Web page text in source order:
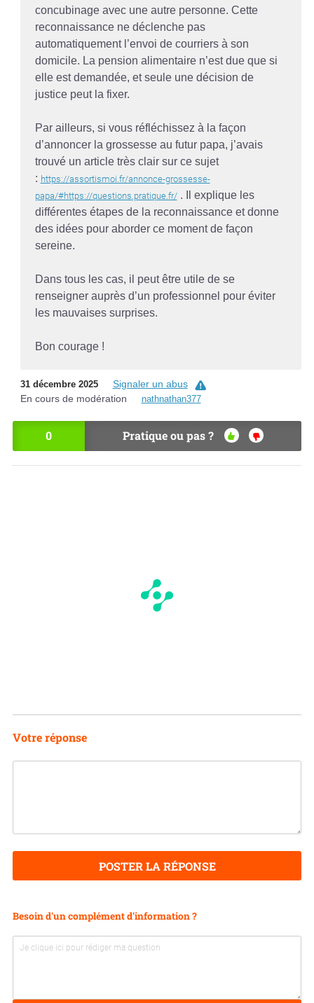
concubinage avec une autre personne. Cette
reconnaissance ne déclenche pas
automatiquement l’envoi de courriers à son
domicile. La pension alimentaire n’est due que si
elle est demandée, et seule une décision de
justice peut la fixer.
Par ailleurs, si vous réfléchissez à la façon
d’annoncer la grossesse au futur papa, j’avais
trouvé un article très clair sur ce sujet
: https://assortismoi.fr/annonce-grossesse-
papa/#https://questions.pratique.fr/. Il explique les
différentes étapes de la reconnaissance et donne
des idées pour aborder ce moment de façon
sereine.
Dans tous les cas, il peut être utile de se
renseigner auprès d’un professionnel pour éviter
les mauvaises surprises.
Bon courage !
31 décembre 2025
Signaler un abus
En cours de modération
nathnathan377
0 Pratique ou pas ?
OU
I
NO
Votre réponse
POSTER LA RÉPONSE
Besoin d'un complément d'information ?